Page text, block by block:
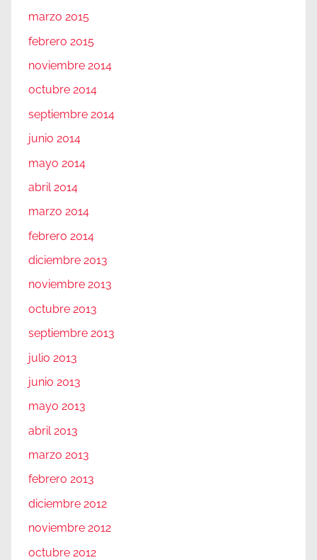
marzo 2015
febrero 2015
noviembre 2014
octubre 2014
septiembre 2014
junio 2014
mayo 2014
abril 2014
marzo 2014
febrero 2014
diciembre 2013
noviembre 2013
octubre 2013
septiembre 2013
julio 2013
junio 2013
mayo 2013
abril 2013
marzo 2013
febrero 2013
diciembre 2012
noviembre 2012
octubre 2012